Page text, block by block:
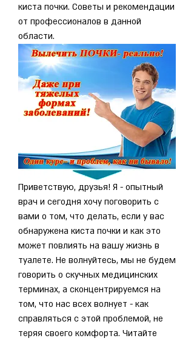
киста почки. Советы и рекомендации
от профессионалов в данной
области.
Приветствую, друзья! Я - опытный
врач и сегодня хочу поговорить с
вами о том, что делать, если у вас
обнаружена киста почки и как это
может повлиять на вашу жизнь в
туалете. Не волнуйтесь, мы не будем
говорить о скучных медицинских
терминах, а сконцентрируемся на
том, что нас всех волнует - как
справляться с этой проблемой, не
теряя своего комфорта. Читайте